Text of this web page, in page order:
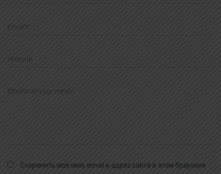
Email *
Website
What's on your mind?
Сохранить моё имя, email и адрес сайта в этом браузере